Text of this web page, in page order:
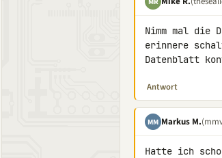
Nimm mal die
erinnere
Datenblatt
Antwort
MM Markus M.
Hatte ich